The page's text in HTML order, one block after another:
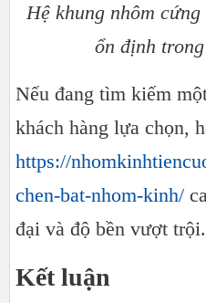
Hệ khung nhôm
ổn định
Nếu đang tìm kiếm
khách hàng lựa chọn,
https://
chen-bat-nhom-kinh/
đại và độ bền vượt trội.
Kết luận